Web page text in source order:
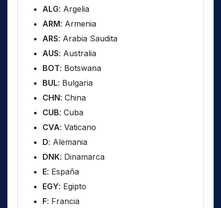
ALG: Argelia
ARM: Armenia
ARS: Arabia Saudita
AUS: Australia
BOT: Botswana
BUL: Bulgaria
CHN: China
CUB: Cuba
CVA: Vaticano
D: Alemania
DNK: Dinamarca
E: España
EGY: Egipto
F: Francia